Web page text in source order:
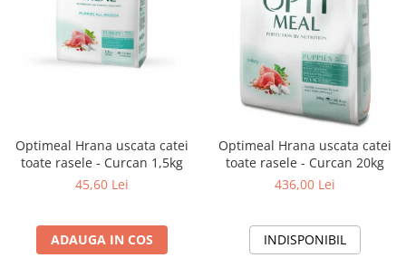
Optimeal Hrana uscata catei
toate rasele - Curcan 1,5kg
45,60 Lei
ADAUGA IN COS
Optimeal Hrana uscata catei
toate rasele - Curcan 20kg
436,00 Lei
INDISPONIBIL